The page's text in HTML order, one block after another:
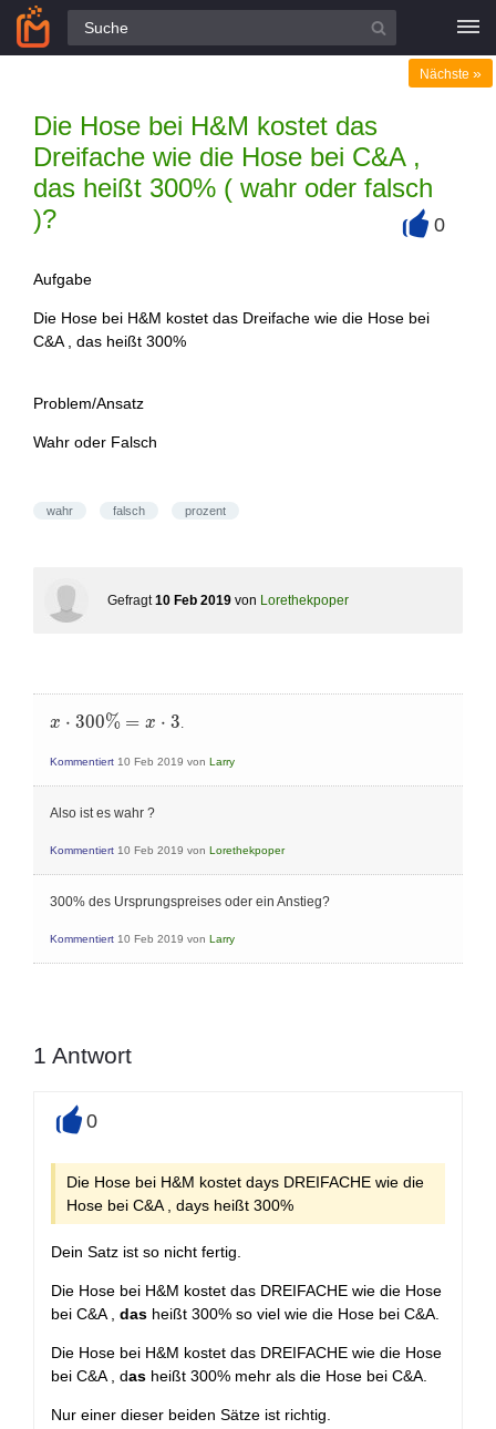
Alle Fragen
Die Hose bei H&M kostet das
Dreifache wie die Hose bei C&A ,
das heißt 300% ( wahr oder falsch
)?
Nächste »
0
Aufgabe
Die Hose bei H&M kostet das Dreifache wie die Hose bei
C&A , das heißt 300%
Problem/Ansatz
Wahr oder Falsch
wahr falsch prozent
Gefragt 10 Feb 2019 von Lorethekpoper
x\cdot
= x
x ⋅ 300% = x ⋅ 3.
Kommentiert 10 Feb 2019 von Larry
Also ist es wahr ?
Kommentiert 10 Feb 2019 von Lorethekpoper
300% des Ursprungspreises oder ein Anstieg?
Kommentiert 10 Feb 2019 von Larry
1 Antwort
0
Die Hose bei H&M kostet days DREIFACHE wie die
Hose bei C&A , days heißt 300%
Dein Satz ist so nicht fertig.
Die Hose bei H&M kostet das DREIFACHE wie die Hose
bei C&A , das heißt 300% so viel wie die Hose bei C&A.
Die Hose bei H&M kostet das DREIFACHE wie die Hose
bei C&A , das heißt 300% mehr als die Hose bei C&A.
Nur einer dieser beiden Sätze ist richtig.